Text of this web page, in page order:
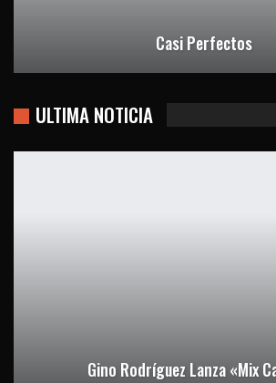
Casi Perfectos
ULTIMA NOTICIA
Gino Rodríguez Lanza «Mix